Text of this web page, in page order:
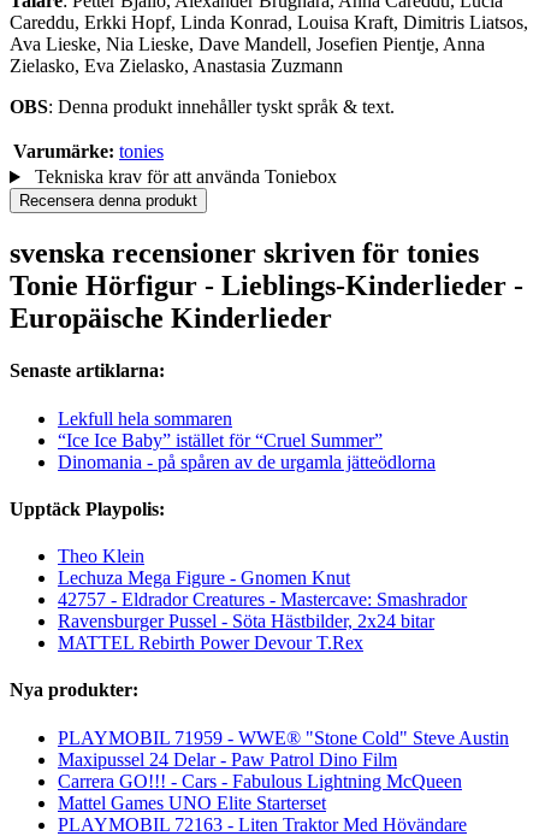
Careddu, Erkki Hopf, Linda Konrad, Louisa Kraft, Dimitris Liatsos,
Ava Lieske, Nia Lieske, Dave Mandell, Josefien Pientje, Anna
Zielasko, Eva Zielasko, Anastasia Zuzmann
OBS: Denna produkt innehåller tyskt språk & text.
Varumärke: tonies
Tekniska krav för att använda Toniebox
Recensera denna produkt
svenska recensioner skriven för tonies
Tonie Hörfigur - Lieblings-Kinderlieder -
Europäische Kinderlieder
Senaste artiklarna:
Lekfull hela sommaren
“Ice Ice Baby” istället för “Cruel Summer”
Dinomania - på spåren av de urgamla jätteödlorna
Upptäck Playpolis:
Theo Klein
Lechuza Mega Figure - Gnomen Knut
42757 - Eldrador Creatures - Mastercave: Smashrador
Ravensburger Pussel - Söta Hästbilder, 2x24 bitar
MATTEL Rebirth Power Devour T.Rex
Nya produkter:
PLAYMOBIL 71959 - WWE® "Stone Cold" Steve Austin
Maxipussel 24 Delar - Paw Patrol Dino Film
Carrera GO!!! - Cars - Fabulous Lightning McQueen
Mattel Games UNO Elite Starterset
PLAYMOBIL 72163 - Liten Traktor Med Hövändare